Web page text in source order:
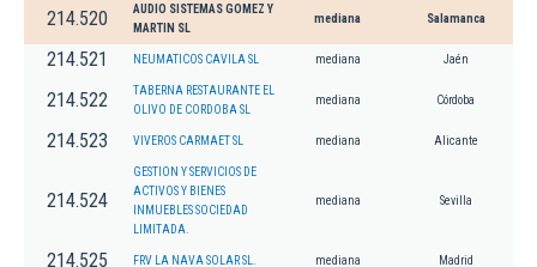
214.520
AUDIO SISTEMAS GOMEZ Y
MARTIN SL
mediana Salamanca
214.521 NEUMATICOS CAVILA SL mediana Jaén
214.522
TABERNA RESTAURANTE EL
OLIVO DE CORDOBA SL
mediana Córdoba
214.523 VIVEROS CARMAET SL mediana Alicante
214.524
GESTION Y SERVICIOS DE
ACTIVOS Y BIENES
INMUEBLES SOCIEDAD
LIMITADA.
mediana Sevilla
214.525 FRV LA NAVA SOLAR SL. mediana Madrid